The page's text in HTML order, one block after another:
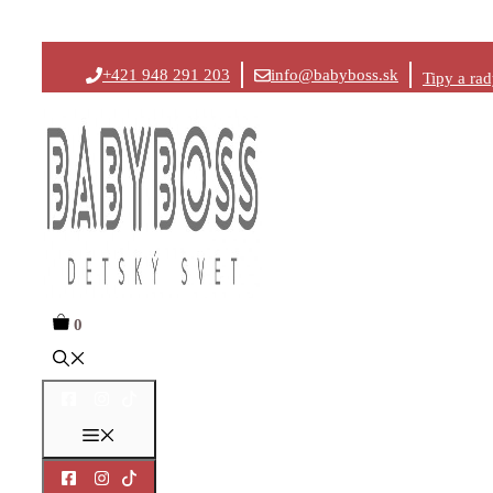
na
+421 948 291 203 info@babyboss.sk Tipy a
0